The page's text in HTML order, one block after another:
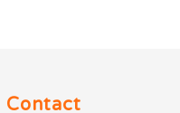
Contact